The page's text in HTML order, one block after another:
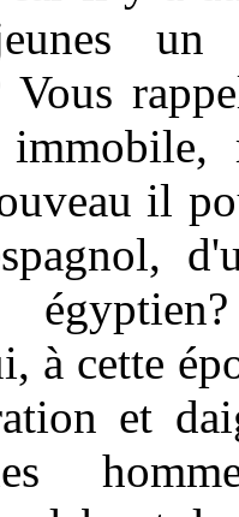
un
Vous
il
à cette
et